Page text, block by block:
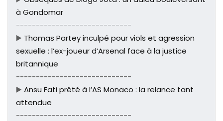
à Gondomar
-----------------------------
▶️ Thomas Partey inculpé pour viols et agression
sexuelle : l’ex-joueur d’Arsenal face à la justice
britannique
-----------------------------
▶️ Ansu Fati prêté à l’AS Monaco : la relance tant
attendue
-----------------------------